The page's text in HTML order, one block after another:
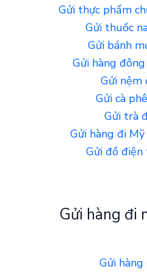
Gửi thực phẩm
Gửi thuốc
Gửi bánh
Gửi hàng
Gửi nệm
Gửi cà
Gửi trà
Gửi hàng đi
Gửi đồ
Gửi hàng đi
Gửi